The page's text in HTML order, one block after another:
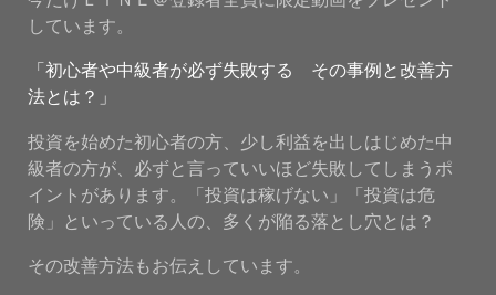
しています。
「初心者や中級者が必ず失敗する その事例と改善方
法とは？」
投資を始めた初心者の方、少し利益を出しはじめた中
級者の方が、必ずと言っていいほど失敗してしまうポ
イントがあります。「投資は稼げない」「投資は危
険」といっている人の、多くが陥る落とし穴とは？
その改善方法もお伝えしています。